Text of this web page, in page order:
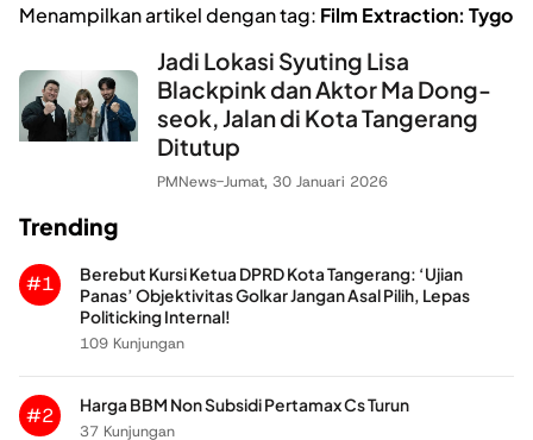
Menampilkan artikel dengan tag: Film Extraction: Tygo
Jadi Lokasi Syuting Lisa
Blackpink dan Aktor Ma Dong-
seok, Jalan di Kota Tangerang
Ditutup
PMNews-Jumat, 30 Januari 2026
Trending
#1
Berebut Kursi Ketua DPRD Kota Tangerang: ‘Ujian
Panas’ Objektivitas Golkar Jangan Asal Pilih, Lepas
Politicking Internal!
109 Kunjungan
#2
Harga BBM Non Subsidi Pertamax Cs Turun
37 Kunjungan